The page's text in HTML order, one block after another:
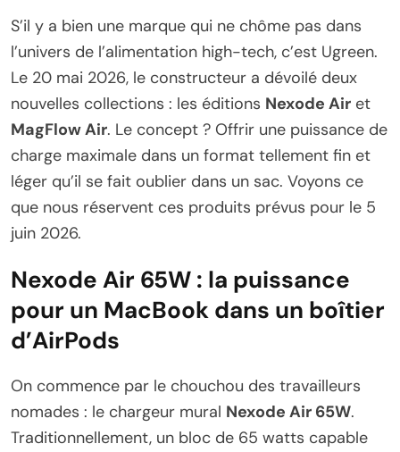
S’il y a bien une marque qui ne chôme pas dans
l’univers de l’alimentation high-tech, c’est Ugreen.
Le 20 mai 2026, le constructeur a dévoilé deux
nouvelles collections : les éditions Nexode Air et
MagFlow Air. Le concept ? Offrir une puissance de
charge maximale dans un format tellement fin et
léger qu’il se fait oublier dans un sac. Voyons ce
que nous réservent ces produits prévus pour le 5
juin 2026.
Nexode Air 65W : la puissance
pour un MacBook dans un boîtier
d’AirPods
On commence par le chouchou des travailleurs
nomades : le chargeur mural Nexode Air 65W.
Traditionnellement, un bloc de 65 watts capable